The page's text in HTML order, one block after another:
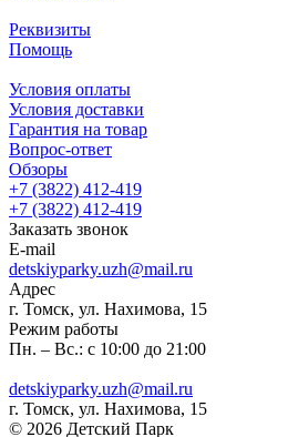
Реквизиты
Помощь
Условия оплаты
Условия доставки
Гарантия на товар
Вопрос-ответ
Обзоры
+7 (3822) 412-419
+7 (3822) 412-419
Заказать звонок
E-mail
detskiyparky.uzh@mail.ru
Адрес
г. Томск, ул. Нахимова, 15
Режим работы
Пн. – Вс.: с 10:00 до 21:00
detskiyparky.uzh@mail.ru
г. Томск, ул. Нахимова, 15
© 2026 Детский Парк